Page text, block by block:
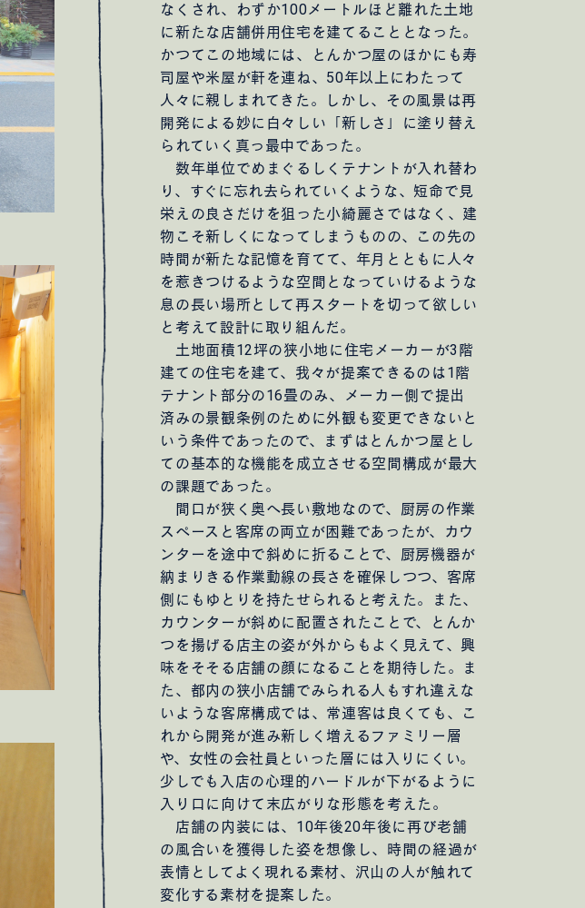
なくされ、わずか100メートルほど離れた土地
に新たな店舗併用住宅を建てることとなった。
かつてこの地域には、とんかつ屋のほかにも寿
司屋や米屋が軒を連ね、50年以上にわたって
人々に親しまれてきた。しかし、その風景は再
開発による妙に白々しい「新しさ」に塗り替え
られていく真っ最中であった。
数年単位でめまぐるしくテナントが入れ替わ
り、すぐに忘れ去られていくような、短命で見
栄えの良さだけを狙った小綺麗さではなく、建
物こそ新しくになってしまうものの、この先の
時間が新たな記憶を育てて、年月とともに人々
を惹きつけるような空間となっていけるような
息の長い場所として再スタートを切って欲しい
と考えて設計に取り組んだ。
土地面積12坪の狭小地に住宅メーカーが3階
建ての住宅を建て、我々が提案できるのは1階
テナント部分の16畳のみ、メーカー側で提出
済みの景観条例のために外観も変更できないと
いう条件であったので、まずはとんかつ屋とし
ての基本的な機能を成立させる空間構成が最大
の課題であった。
間口が狭く奥へ長い敷地なので、厨房の作業
スペースと客席の両立が困難であったが、カウ
ンターを途中で斜めに折ることで、厨房機器が
納まりきる作業動線の長さを確保しつつ、客席
側にもゆとりを持たせられると考えた。また、
カウンターが斜めに配置されたことで、とんか
つを揚げる店主の姿が外からもよく見えて、興
味をそそる店舗の顔になることを期待した。ま
た、都内の狭小店舗でみられる人もすれ違えな
いような客席構成では、常連客は良くても、こ
れから開発が進み新しく増えるファミリー層
や、女性の会社員といった層には入りにくい。
少しでも入店の心理的ハードルが下がるように
入り口に向けて末広がりな形態を考えた。
店舗の内装には、10年後20年後に再び老舗
の風合いを獲得した姿を想像し、時間の経過が
表情としてよく現れる素材、沢山の人が触れて
変化する素材を提案した。